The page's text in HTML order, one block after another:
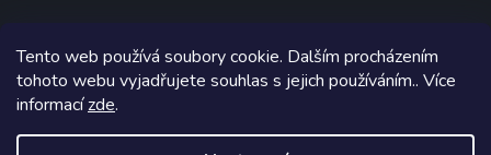
Tento web používá soubory cookie. Dalším procházením
tohoto webu vyjadřujete souhlas s jejich používáním.. Více
informacízde.
Copyright 2026Elektro Klesný s.r.o.. Všechna práva vyhrazena.
Grafický návrh vytvořil a na Shoptet implementoval
Shoptetak.cz.